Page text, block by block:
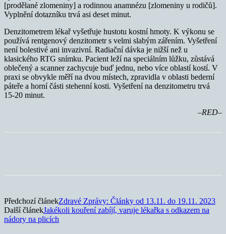
[prodělané zlomeniny] a rodinnou anamnézu [zlomeniny u rodičů].
Vyplnění dotazníku trvá asi deset minut.
Denzitometrem lékař vyšetřuje hustotu kostní hmoty. K výkonu se
používá rentgenový denzitometr s velmi slabým zářením. Vyšetření
není bolestivé ani invazivní. Radiační dávka je nižší než u
klasického RTG snímku. Pacient leží na speciálním lůžku, zůstává
oblečený a scanner zachycuje buď jednu, nebo více oblastí kostí. V
praxi se obvykle měří na dvou místech, zpravidla v oblasti bederní
páteře a horní části stehenní kosti. Vyšetření na denzitometru trvá
15-20 minut.
–RED–
Předchozí článekZdravé Zprávy: Články od 13.11. do 19.11. 2023
Další článekJakékoli kouření zabíjí, varuje lékařka s odkazem na
nádory na plicích